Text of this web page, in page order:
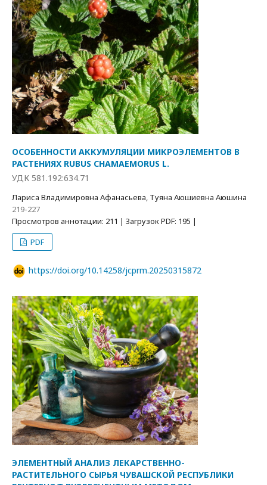
ОСОБЕННОСТИ АККУМУЛЯЦИИ МИКРОЭЛЕМЕНТОВ В
РАСТЕНИЯХ RUBUS CHAMAEMORUS L.
УДК 581.192:634.71
Лариса Владимировна Афанасьева, Туяна Аюшиевна Аюшина
219-227
Просмотров аннотации: 211 | Загрузок PDF: 195 |
PDF
https://doi.org/10.14258/jcprm.20250315872
ЭЛЕМЕНТНЫЙ АНАЛИЗ ЛЕКАРСТВЕННО-
РАСТИТЕЛЬНОГО СЫРЬЯ ЧУВАШСКОЙ РЕСПУБЛИКИ